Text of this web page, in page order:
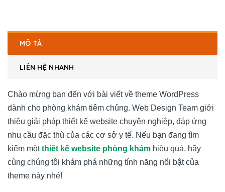
MÔ TẢ
LIÊN HỆ NHANH
Chào mừng bạn đến với bài viết về theme WordPress
dành cho phòng khám tiêm chủng. Web Design Team giới
thiệu giải pháp thiết kế website chuyên nghiệp, đáp ứng
nhu cầu đặc thù của các cơ sở y tế. Nếu bạn đang tìm
kiếm mộtthiết kế website phòng khám hiệu quả, hãy
cùng chúng tôi khám phá những tính năng nổi bật của
theme này nhé!